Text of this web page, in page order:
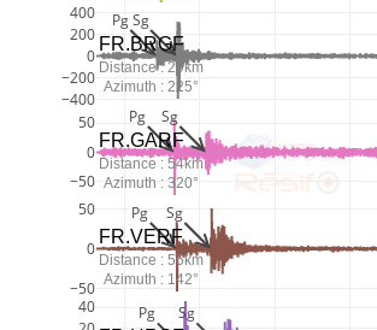
40
−50
0
50
−50
0
50
−400
−200
0
200
400
Pg Sg
Pg Sg
Pg Sg
PgSg
FR.VERF
Distance : 56km
Azimuth : 142°
FR.GARF
Distance : 54km
Azimuth : 320°
FR.BRGF
Distance : 29km
Azimuth : 225°